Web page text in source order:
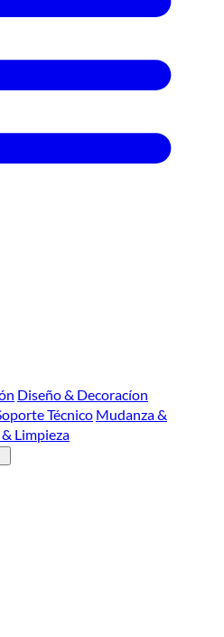
Diseño & Decoracíon
Técnico Mudanza &
Limpieza